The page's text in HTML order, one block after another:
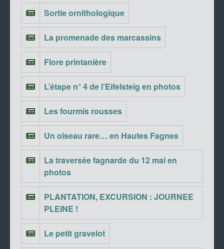
Sortie ornithologique
La promenade des marcassins
Flore printanière
L’étape n° 4 de l’Eifelsteig en photos
Les fourmis rousses
Un oiseau rare… en Hautes Fagnes
La traversée fagnarde du 12 mai en
photos
PLANTATION, EXCURSION : JOURNEE
PLEINE !
Le petit gravelot